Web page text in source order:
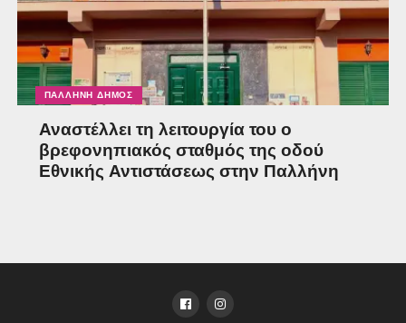
ΠΑΛΛΉΝΗ ΔΉΜΟΣ
Αναστέλλει τη λειτουργία του ο
βρεφονηπιακός σταθμός της οδού
Εθνικής Αντιστάσεως στην Παλλήνη